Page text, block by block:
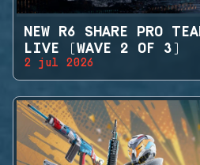
NEW R6 SHARE PRO
LIVE (WAVE 2 OF 3)
2 jul 2026